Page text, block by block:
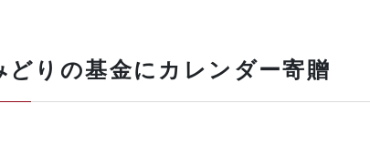
どりの基金にカレンダー寄贈